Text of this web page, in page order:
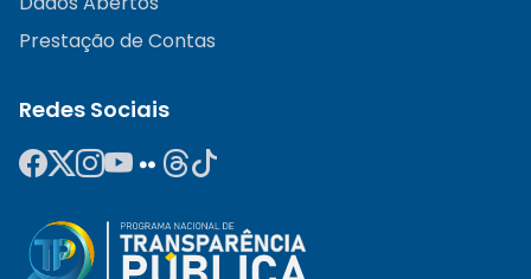
Prestação de Contas
Redes Sociais